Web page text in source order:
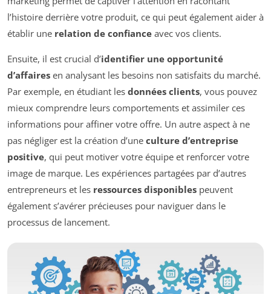
l’histoire derrière votre produit, ce qui peut également aider à
établir une relation de confiance avec vos clients.
Ensuite, il est crucial d’identifier une opportunité
d’affaires en analysant les besoins non satisfaits du marché.
Par exemple, en étudiant les données clients, vous pouvez
mieux comprendre leurs comportements et assimiler ces
informations pour affiner votre offre. Un autre aspect à ne
pas négliger est la création d’une culture d’entreprise
positive, qui peut motiver votre équipe et renforcer votre
image de marque. Les expériences partagées par d’autres
entrepreneurs et les ressources disponibles peuvent
également s’avérer précieuses pour naviguer dans le
processus de lancement.